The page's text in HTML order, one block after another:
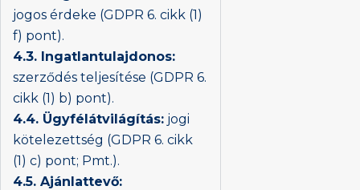
jogos érdeke (GDPR 6. cikk (1)
f) pont).
4.3. Ingatlantulajdonos:
szerződés teljesítése (GDPR 6.
cikk (1) b) pont).
4.4. Ügyfélátvilágítás: jogi
kötelezettség (GDPR 6. cikk
(1) c) pont; Pmt.).
4.5. Ajánlattevő: